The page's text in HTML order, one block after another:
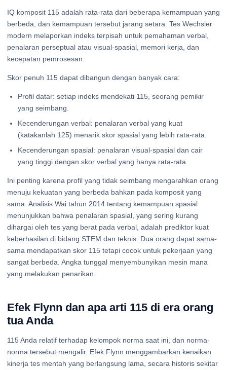
IQ komposit 115 adalah rata-rata dari beberapa kemampuan yang
berbeda, dan kemampuan tersebut jarang setara. Tes Wechsler
modern melaporkan indeks terpisah untuk pemahaman verbal,
penalaran perseptual atau visual-spasial, memori kerja, dan
kecepatan pemrosesan.
Skor penuh 115 dapat dibangun dengan banyak cara:
Profil datar: setiap indeks mendekati 115, seorang pemikir
yang seimbang.
Kecenderungan verbal: penalaran verbal yang kuat
(katakanlah 125) menarik skor spasial yang lebih rata-rata.
Kecenderungan spasial: penalaran visual-spasial dan cair
yang tinggi dengan skor verbal yang hanya rata-rata.
Ini penting karena profil yang tidak seimbang mengarahkan orang
menuju kekuatan yang berbeda bahkan pada komposit yang
sama. Analisis Wai tahun 2014 tentang kemampuan spasial
menunjukkan bahwa penalaran spasial, yang sering kurang
dihargai oleh tes yang berat pada verbal, adalah prediktor kuat
keberhasilan di bidang STEM dan teknis. Dua orang dapat sama-
sama mendapatkan skor 115 tetapi cocok untuk pekerjaan yang
sangat berbeda. Angka tunggal menyembunyikan mesin mana
yang melakukan penarikan.
Efek Flynn dan apa arti 115 di era orang
tua Anda
115 Anda relatif terhadap kelompok norma saat ini, dan norma-
norma tersebut mengalir. Efek Flynn menggambarkan kenaikan
kinerja tes mentah yang berlangsung lama, secara historis sekitar